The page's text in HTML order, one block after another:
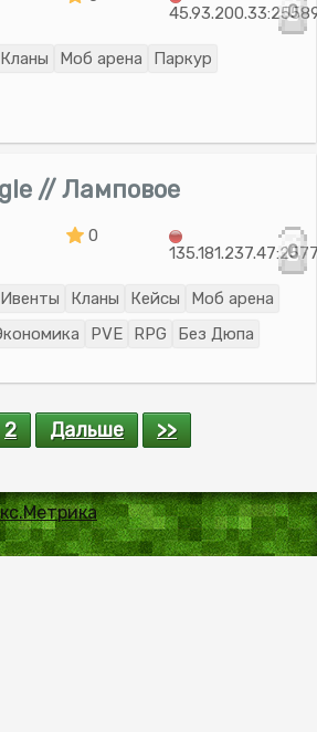
0
Кланы Моб арена
Паркур
// Ламповое
0
0
Ивенты Кланы Кейсы
Моб арена
PVE RPG Без Дюпа
2 Дальше >>